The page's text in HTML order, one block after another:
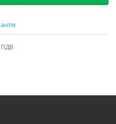
ПДВ